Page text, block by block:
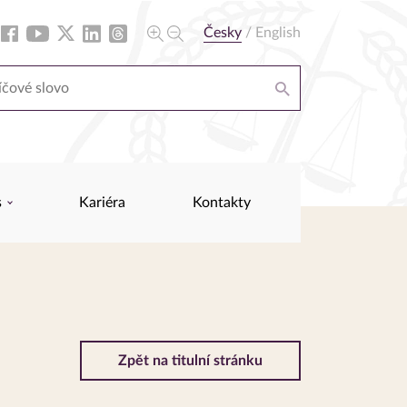
Česky / English
Kariéra Kontakty
Zpět na titulní stránku